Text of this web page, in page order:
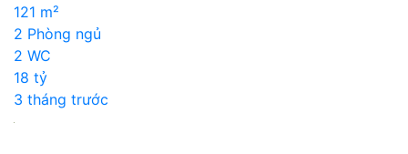
121 m²
2 Phòng ngủ
2 WC
18 tỷ
3 tháng trước